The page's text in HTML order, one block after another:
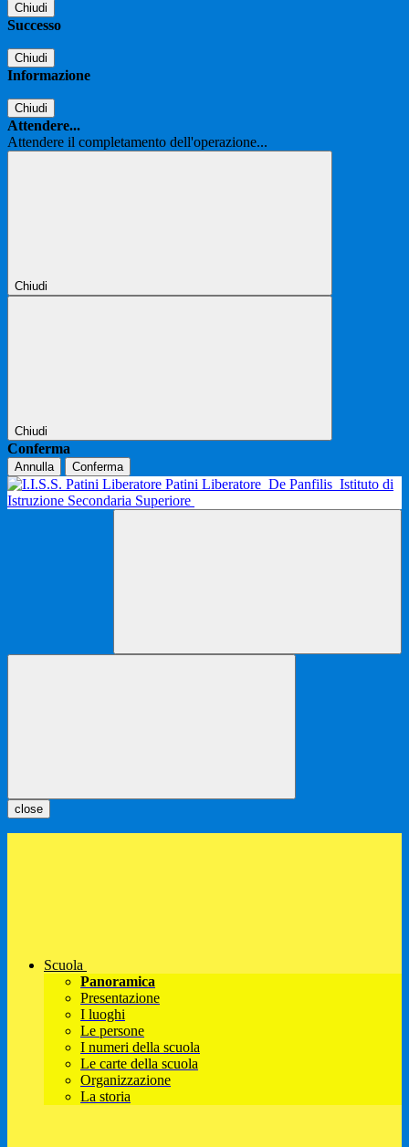
Chiudi
Successo
Chiudi
Informazione
Chiudi
Attendere...
Attendere il completamento dell'operazione...
Chiudi
Chiudi
Conferma
Annulla Conferma
Patini Liberatore De Panfilis Istituto di
Istruzione Secondaria Superiore
close
Scuola
Panoramica
Presentazione
I luoghi
Le persone
I numeri della scuola
Le carte della scuola
Organizzazione
La storia